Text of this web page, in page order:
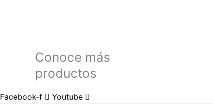
Conoce más
productos
Facebook-f
Youtube